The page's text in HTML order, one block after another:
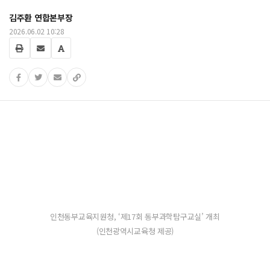
김주환 연합본부장
2026.06.02 10:28
인천동부교육지원청, ‘제17회 동부과학탐구교실’ 개최
(인천광역시교육청 제공)